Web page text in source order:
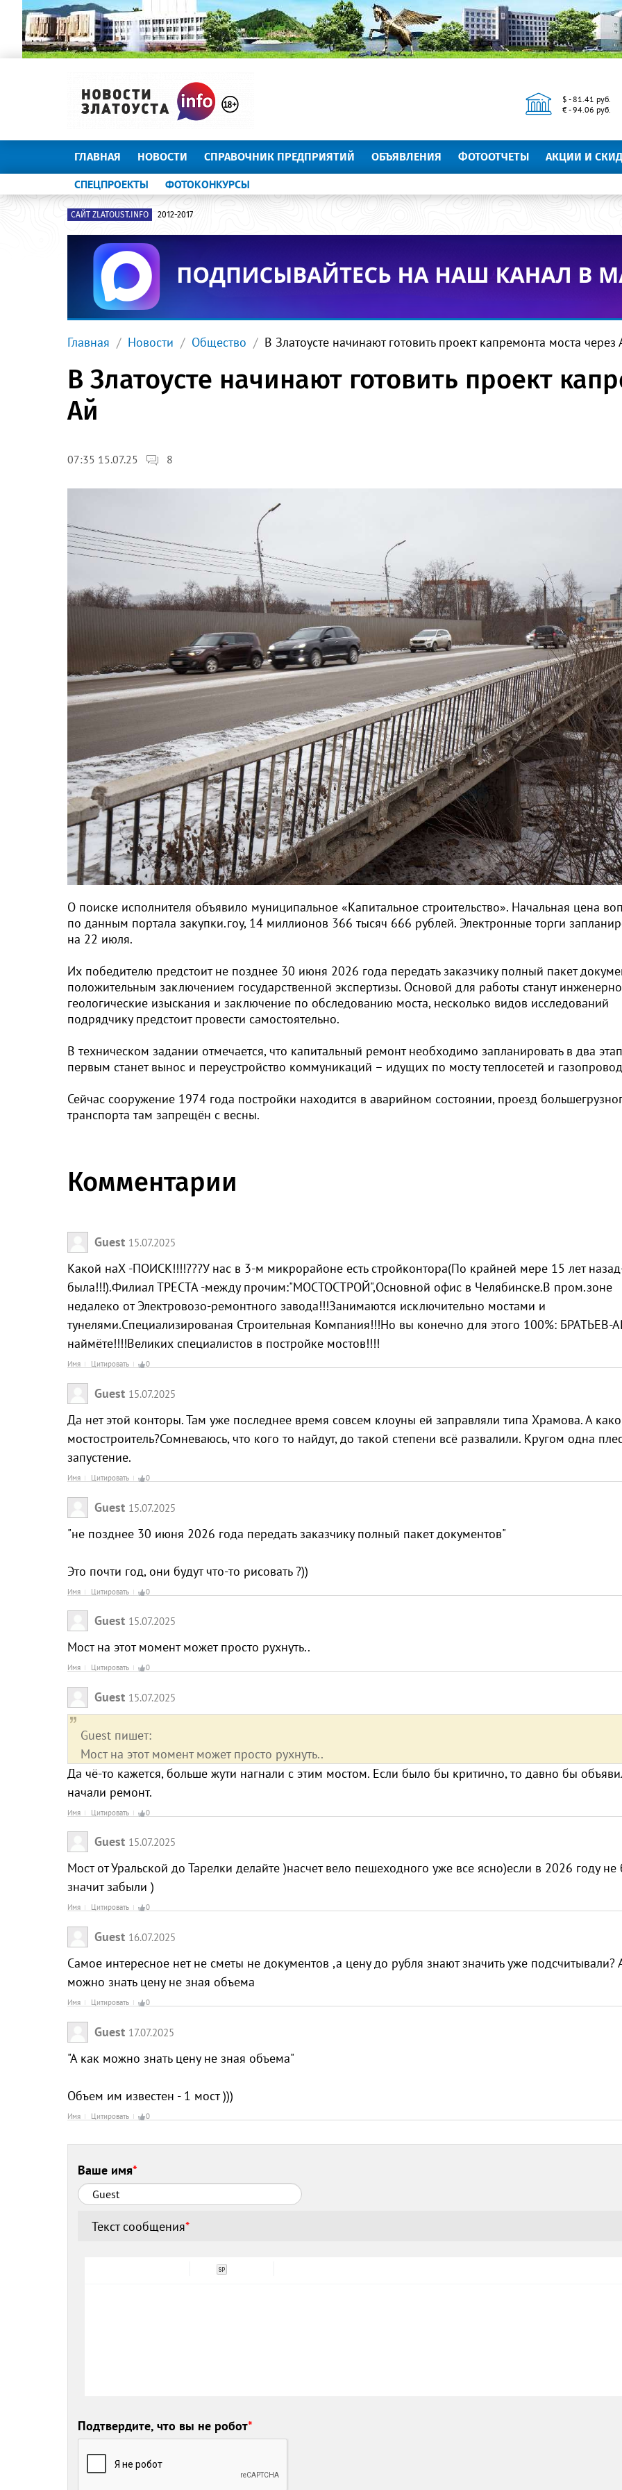
$ - 81.41 руб.
€ - 94.06 руб.
ГЛАВНАЯ НОВОСТИ СПРАВОЧНИК ПРЕДПРИЯТИЙ ОБЪЯВЛЕНИЯ ФОТООТЧЕТЫ АКЦИИ И
СПЕЦПРОЕКТЫ ФОТОКОНКУРСЫ
САЙТ ZLATOUST.INFO 2012-2017
Главная Новости Общество В Златоусте начинают готовить проект капремонта моста через
В Златоусте начинают готовить проект
Ай
07:35 15.07.25 8
О поиске исполнителя объявило муниципальное «Капитальное строительство». Начальная цена
по данным портала закупки.гоу, 14 миллионов 366 тысяч 666 рублей. Электронные торги
на 22 июля.
Их победителю предстоит не позднее 30 июня 2026 года передать заказчику полный пакет
положительным заключением государственной экспертизы. Основой для работы станут
геологические изыскания и заключение по обследованию моста, несколько видов исследований
подрядчику предстоит провести самостоятельно.
В техническом задании отмечается, что капитальный ремонт необходимо запланировать в два
первым станет вынос и переустройство коммуникаций – идущих по мосту теплосетей и
Сейчас сооружение 1974 года постройки находится в аварийном состоянии, проезд
транспорта там запрещён с весны.
Комментарии
Guest 15.07.2025
Какой наХ -ПОИСК!!!!???У нас в 3-м микрорайоне есть стройконтора(По крайней мере 15 лет
была!!!).Филиал ТРЕСТА -между прочим:"МОСТОСТРОЙ",Основной офис в Челябинске.В пром.зоне
недалеко от Электровозо-ремонтного завода!!!Занимаются исключительно мостами и
тунелями.Специализированая Строительная Компания!!!Но вы конечно для этого 100%: БРАТЬЕВ-
наймёте!!!!Великих специалистов в постройке мостов!!!!
Имя Цитировать 0
Guest 15.07.2025
Да нет этой конторы. Там уже последнее время совсем клоуны ей заправляли типа Храмова. А
мостостроитель?Сомневаюсь, что кого то найдут, до такой степени всё развалили. Кругом одна
запустение.
Имя Цитировать 0
Guest 15.07.2025
"не позднее 30 июня 2026 года передать заказчику полный пакет документов"
Это почти год, они будут что-то рисовать ?))
Имя Цитировать 0
Guest 15.07.2025
Мост на этот момент может просто рухнуть..
Имя Цитировать 0
Guest 15.07.2025
Guest пишет:
Мост на этот момент может просто рухнуть..
Да чё-то кажется, больше жути нагнали с этим мостом. Если было бы критично, то давно бы
начали ремонт.
Имя Цитировать 0
Guest 15.07.2025
Мост от Уральской до Тарелки делайте )насчет вело пешеходного уже все ясно)если в 2026 году не
значит забыли )
Имя Цитировать 0
Guest 16.07.2025
Самое интересное нет не сметы не документов ,а цену до рубля знают значить уже подсчитывали?
можно знать цену не зная объема
Имя Цитировать 0
Guest 17.07.2025
"А как можно знать цену не зная объема"
Объем им известен - 1 мост )))
Имя Цитировать 0
Ваше имя*
Текст сообщения*
Подтвердите, что вы не робот*